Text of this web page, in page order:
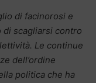
di facinorosi e
scagliarsi contro
Le continue
dell’ordine
politica che ha